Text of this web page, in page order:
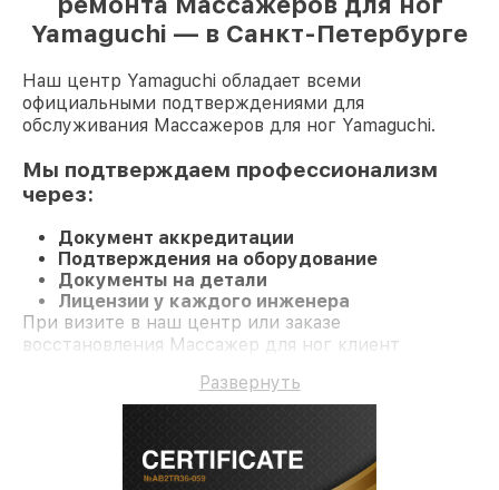
Yamaguchi — в Санкт-Петербурге
Наш центр Yamaguchi обладает всеми
официальными подтверждениями для
обслуживания Массажеров для ног Yamaguchi.
Мы подтверждаем профессионализм
через:
Документ аккредитации
Подтверждения на оборудование
Документы на детали
Лицензии у каждого инженера
При визите в наш центр или заказе
восстановления Массажер для ног клиент
все работы и комплектующие.
Развернуть